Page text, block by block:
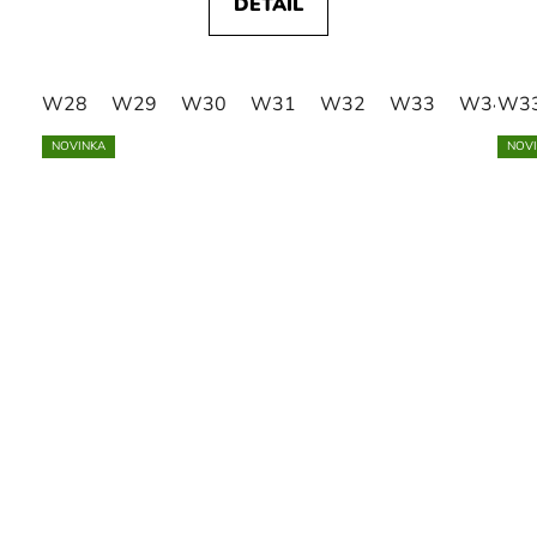
W28 W29 W30 W31 W32 W33 W34
NOVINKA